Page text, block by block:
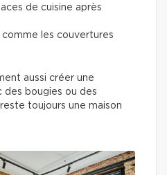
de cuisine après
comme les couvertures
aussi créer une
bougies ou des
toujours une maison